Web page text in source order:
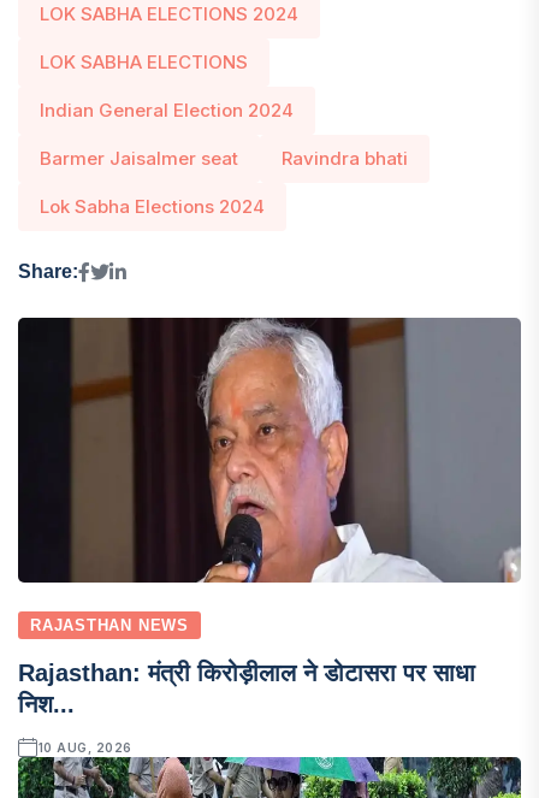
LOK SABHA ELECTIONS 2024
LOK SABHA ELECTIONS
Indian General Election 2024
Barmer Jaisalmer seat Ravindra bhati
Lok Sabha Elections 2024
Share:
RAJASTHAN NEWS
Rajasthan: मंत्री किरोड़ीलाल ने डोटासरा पर साधा
निश...
10 AUG, 2026